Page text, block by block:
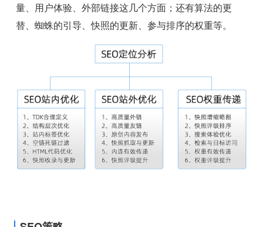
量、用户体验、外部链接这几个方面；还有算法的更
替、蜘蛛的引导、快照的更新、参与排序的权重等。